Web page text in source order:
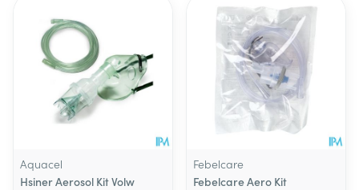
Aquacel
Hsiner Aerosol Kit Volw
Febelcare
Febelcare Aero Kit